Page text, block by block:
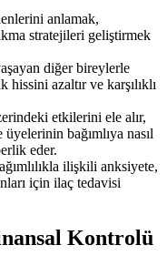
anlamak,
stratejileri geliştirmek
diğer bireylerle
hissini azaltır ve karşılıklı
etkilerini ele alır,
bağımlıya nasıl
eder.
ilişkili anksiyete,
için ilaç tedavisi
Kontrolü